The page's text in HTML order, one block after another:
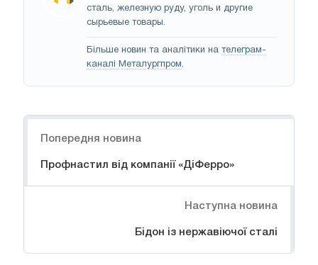
сталь, железную руду, уголь и другие
сырьевые товары.
Більше новин та аналітики на телеграм-
каналі Металургпром.
Попередня новина
Профнастил від компанії «ДіФерро»
Наступна новина
Бідон із нержавіючої сталі